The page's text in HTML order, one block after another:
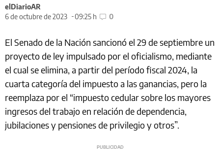
elDiarioAR
6 de octubre de 2023
09:25 h 0
El Senado de la Nación sancionó el 29 de septiembre un
proyecto de ley impulsado por el oficialismo, mediante
el cual se elimina, a partir del período fiscal 2024, la
cuarta categoría del impuesto a las ganancias, pero la
reemplaza por el “impuesto cedular sobre los mayores
ingresos del trabajo en relación de dependencia,
jubilaciones y pensiones de privilegio y otros”.